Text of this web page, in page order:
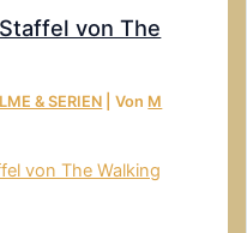
von The
& SERIEN | Von M